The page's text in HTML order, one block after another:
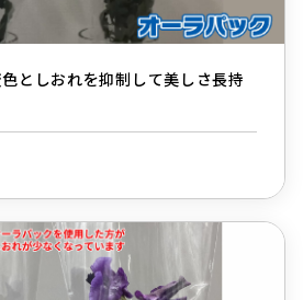
色としおれを抑制して美しさ長持